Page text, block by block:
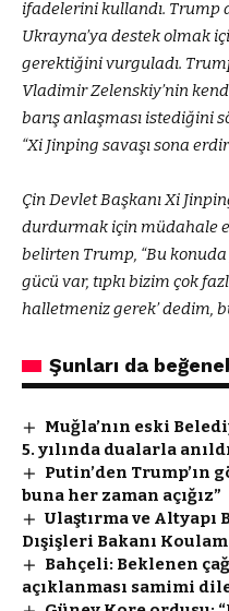
ifadelerini kullandı. Trump
Ukrayna’ya destek olmak
gerektiğini vurguladı.
Vladimir Zelenskiy’nin
barış anlaşması istediğini
“Xi Jinping savaşı sona
Çin Devlet Başkanı Xi
durdurmak için müdahale
belirten Trump, “Bu
gücü var, tıpkı bizim çok
halletmeniz gerek’ dedim,
Şunları da
Muğla’nın eski
5. yılında dualarla
Putin’den Trump’ın
buna her zaman açığız”
Ulaştırma ve Altyapı
Dışişleri Bakanı
Bahçeli: Beklenen
açıklanması samimi